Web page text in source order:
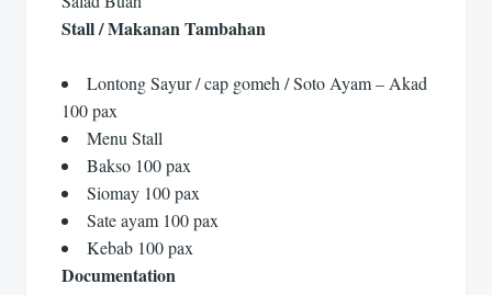
Stall / Makanan Tambahan
Lontong Sayur / cap gomeh / Soto Ayam – Akad
100 pax
Menu Stall
Bakso 100 pax
Siomay 100 pax
Sate ayam 100 pax
Kebab 100 pax
Documentation